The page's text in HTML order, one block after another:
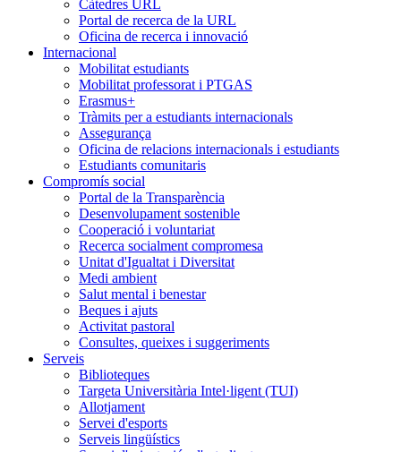
Càtedres URL
Portal de recerca de la URL
Oficina de recerca i innovació
Internacional
Mobilitat estudiants
Mobilitat professorat i PTGAS
Erasmus+
Tràmits per a estudiants internacionals
Assegurança
Oficina de relacions internacionals i estudiants
Estudiants comunitaris
Compromís social
Portal de la Transparència
Desenvolupament sostenible
Cooperació i voluntariat
Recerca socialment compromesa
Unitat d'Igualtat i Diversitat
Medi ambient
Salut mental i benestar
Beques i ajuts
Activitat pastoral
Consultes, queixes i suggeriments
Serveis
Biblioteques
Targeta Universitària Intel·ligent (TUI)
Allotjament
Servei d'esports
Serveis lingüístics